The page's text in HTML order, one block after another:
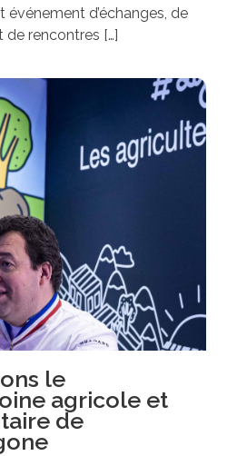
événement d’échanges, de
de rencontres […]
le
agricole et
de